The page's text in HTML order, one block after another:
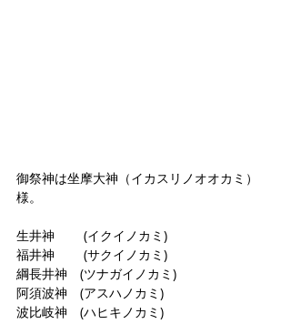
御祭神は坐摩大神（イカスリノオオカミ）
様。
生井神　　 (イクイノカミ)
福井神　　 (サクイノカミ)
綱長井神　(ツナガイノカミ)
阿須波神　(アスハノカミ)
波比岐神　(ハヒキノカミ)